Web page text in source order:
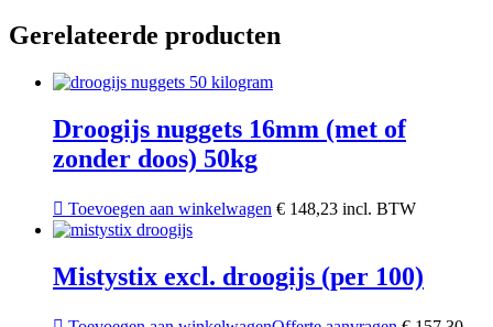
Gerelateerde producten
Droogijs nuggets 16mm (met of
zonder doos) 50kg
Toevoegen aan winkelwagen Dit
meerdere
variaties.
optie
€ 148,23 incl. BTW
Mistystix excl. droogijs (per 100)